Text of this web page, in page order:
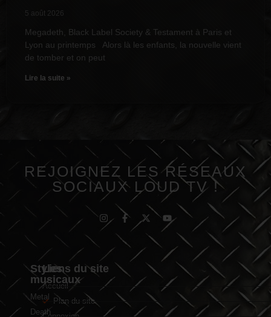
5 août 2026
Megadeth, Black Label Society & Testament à Paris et
Lyon au printemps Alors là les enfants, la nouvelle vient
de tomber et on peut
Lire la suite »
REJOIGNEZ LES RÉSEAUX
SOCIAUX LOUD TV !
Styles
musicaux
Metal
Death
Liens du site
Accueil
Plan du site